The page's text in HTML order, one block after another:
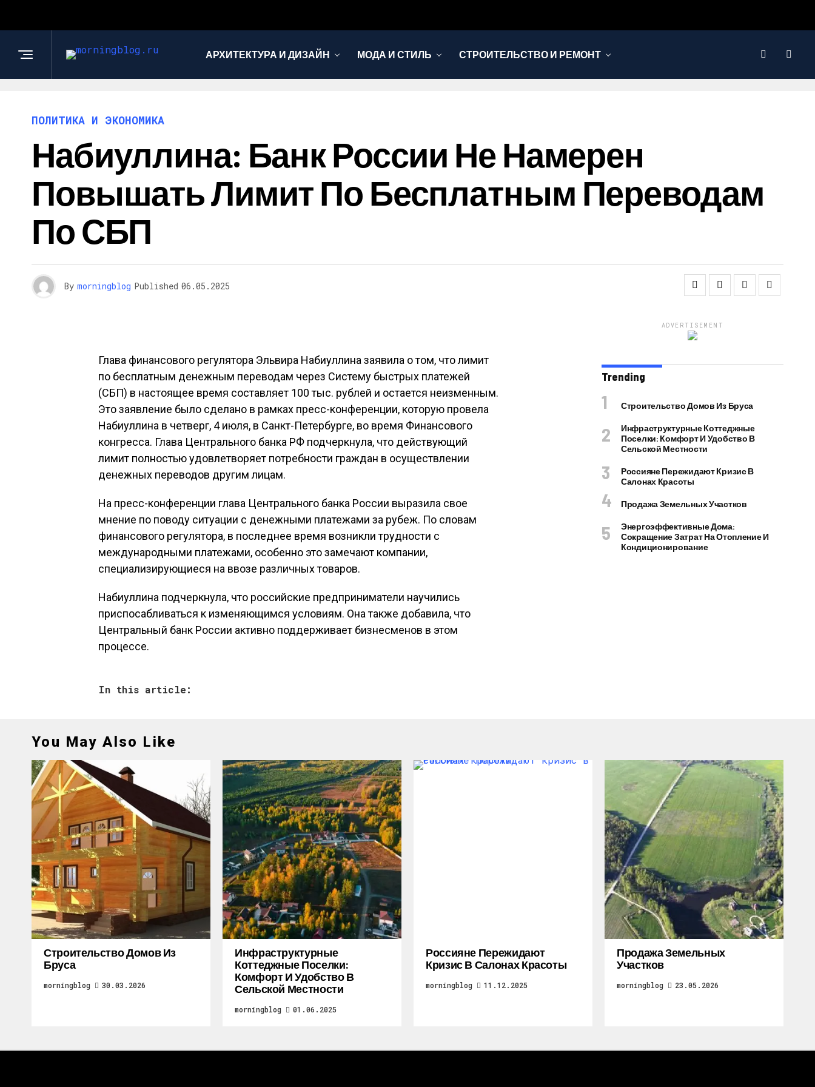
АРХИТЕКТУРА И ДИЗАЙН МОДА И СТИЛЬ СТРОИТЕЛЬСТВО И РЕМОНТ
ПОЛИТИКА И ЭКОНОМИКА
Набиуллина: Банк России Не Намерен
Повышать Лимит По Бесплатным Переводам
По СБП
By morningblog Published 06.05.2025
Глава финансового регулятора Эльвира Набиуллина заявила о том, что лимит
по бесплатным денежным переводам через Систему быстрых платежей
(СБП) в настоящее время составляет 100 тыс. рублей и остается неизменным.
Это заявление было сделано в рамках пресс-конференции, которую провела
Набиуллина в четверг, 4 июля, в Санкт-Петербурге, во время Финансового
конгресса. Глава Центрального банка РФ подчеркнула, что действующий
лимит полностью удовлетворяет потребности граждан в осуществлении
денежных переводов другим лицам.
На пресс-конференции глава Центрального банка России выразила свое
мнение по поводу ситуации с денежными платежами за рубеж. По словам
финансового регулятора, в последнее время возникли трудности с
международными платежами, особенно это замечают компании,
специализирующиеся на ввозе различных товаров.
Набиуллина подчеркнула, что российские предприниматели научились
приспосабливаться к изменяющимся условиям. Она также добавила, что
Центральный банк России активно поддерживает бизнесменов в этом
процессе.
In this article:
ADVERTISEMENT
Trending
Строительство Домов Из Бруса
Инфраструктурные Коттеджные
Поселки: Комфорт И Удобство В
Сельской Местности
Россияне Пережидают Кризис В
Салонах Красоты
Продажа Земельных Участков
Энергоэффективные Дома:
Сокращение Затрат На Отопление И
Кондиционирование
You May Also Like
Строительство Домов Из
Бруса
morningblog 30.03.2026
Инфраструктурные
Коттеджные Поселки:
Комфорт И Удобство В
Сельской Местности
morningblog 01.06.2025
Россияне Пережидают
Кризис В Салонах Красоты
morningblog 11.12.2025
Продажа Земельных
Участков
morningblog 23.05.2026